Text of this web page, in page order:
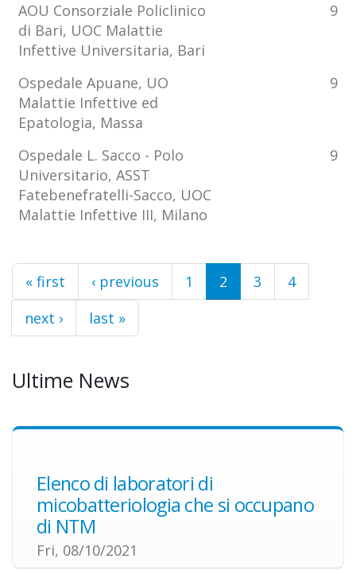
AOU Consorziale Policlinico
di Bari, UOC Malattie
Infettive Universitaria, Bari
9
Ospedale Apuane, UO
Malattie Infettive ed
Epatologia, Massa
9
Ospedale L. Sacco - Polo
Universitario, ASST
Fatebenefratelli-Sacco, UOC
Malattie Infettive III, Milano
9
Pages
« first ‹ previous 1 2 3
4
next ›
last »
Ultime News
Elenco di laboratori di
micobatteriologia che si occupano
di NTM
Fri, 08/10/2021